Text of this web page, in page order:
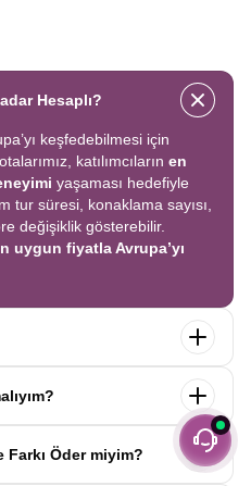
Hesaplı?
keşfedebilmesi için
katılımcıların en
yaşaması hedefiyle
tur süresi, konaklama sayısı,
değişiklik gösterebilir.
uygun fiyatla Avrupa’yı
tek seferde birçok
yok, tüm geziler fiyata
konforlu otellerve
en keyifli şekilde yaşayın.
İlk taksitiödediğinizde
Rüyası’yla yolculuğunuz
Farkı Öder miyim?